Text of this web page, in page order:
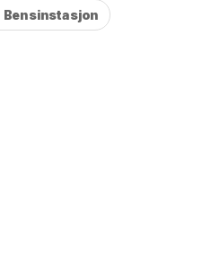
Bensinstasjon